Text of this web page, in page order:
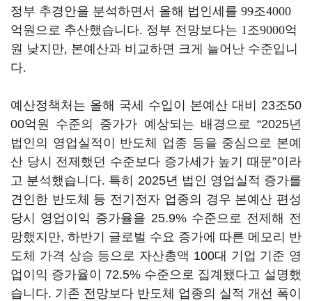
정부 추경안을 분석하면서 올해 법인세를 99조4000
억원으로 추산했습니다. 정부 전망보다는 1조9000억
원 낮지만, 본예산과 비교하면 크게 늘어난 수준입니
다.
예산정책처는 올해 국세 수입이 본예산 대비 23조50
00억원 수준의 증가가 예상되는 배경으로 “2025년
법인의 영업실적이 반도체 업종 등을 중심으로 본예
산 당시 전제했던 수준보다 증가세가 높기 때문”이라
고 분석했습니다. 특히 2025년 법인 영업실적 증가를
견인한 반도체 등 전기전자 업종의 경우 본예산 편성
당시 영업이익 증가율을 25.9% 수준으로 전제해 전
망했지만, 하반기 글로벌 수요 증가에 따른 메모리 반
도체 가격 상승 등으로 자산총액 100대 기업 기준 영
업이익 증가율이 72.5% 수준으로 집계됐다고 설명했
습니다. 기존 전망보다 반도체 업종의 실적 개선 폭이